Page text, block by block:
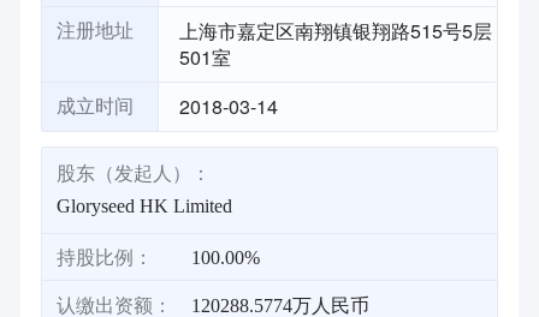
注册地址
上海市嘉定区南翔镇银翔路515号5层
501室
成立时间 2018-03-14
股东（发起人）：
Gloryseed HK Limited
持股比例： 100.00%
认缴出资额： 120288.5774万人民币